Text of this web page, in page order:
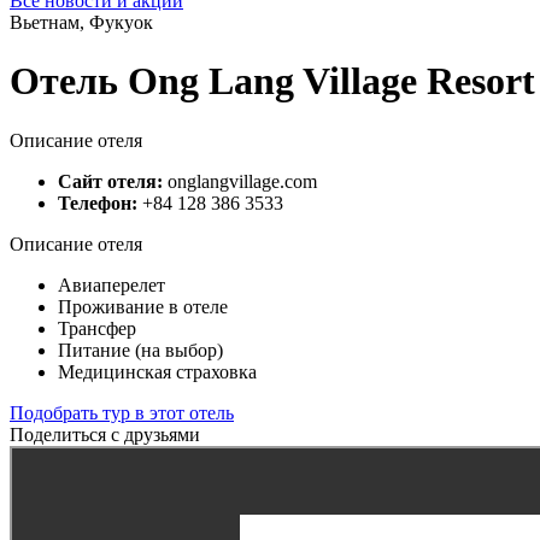
Вьетнам, Фукуок
Отель Ong Lang Village
Описание отеля
Сайт отеля: onglangvillage.com
Телефон: +84 128 386 3533
Описание отеля
Авиаперелет
Проживание в отеле
Трансфер
Питание (на выбор)
Медицинская страховка
Подобрать тур в этот отель
Поделиться с друзьями